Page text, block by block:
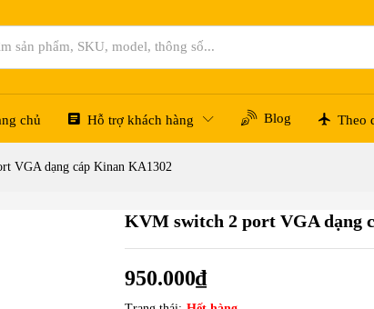
chủ Hỗ trợ khách hàng Blog Theo
VGA dạng cáp Kinan KA1302
KVM switch 2 port VGA dạng
950.000₫